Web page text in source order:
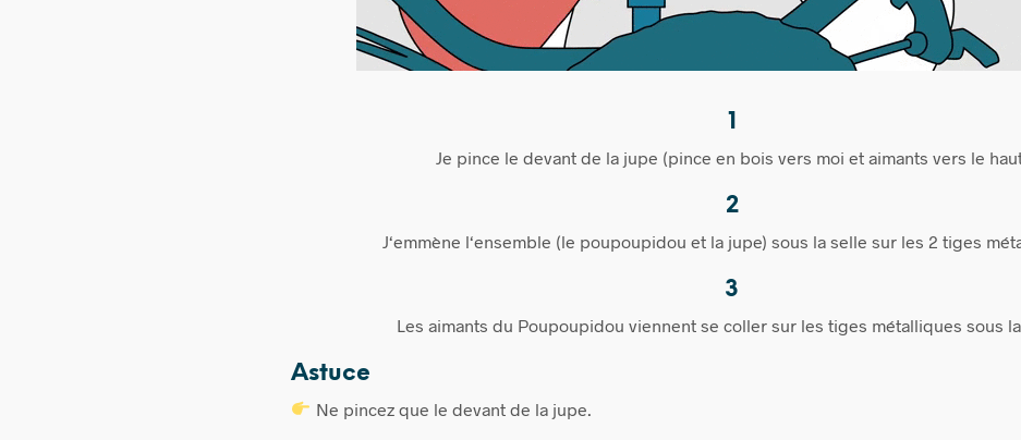
1
Je pince le devant de la jupe (pince en bois vers moi et aimants vers le
2
J‘emmène l‘ensemble (le poupoupidou et la jupe) sous la selle sur les 2 tiges
3
Les aimants du Poupoupidou viennent se coller sur les tiges métalliques sous
Astuce
Ne pincez que le devant de la jupe.